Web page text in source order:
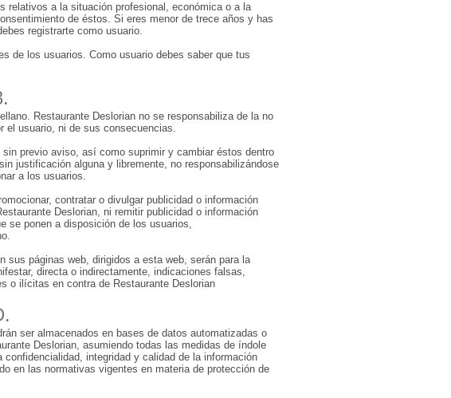
relativos a la situación profesional, económica o a la
de éstos. Si eres menor de trece años y has
registrarte como usuario.
de los usuarios. Como usuario debes saber que tus
Restaurante Deslorian no se responsabiliza de la no
el usuario, ni de sus consecuencias.
previo aviso, así como suprimir y cambiar éstos dentro
justificación alguna y libremente, no responsabilizándose
a los usuarios.
contratar o divulgar publicidad o información
Deslorian, ni remitir publicidad o información
se ponen a disposición de los usuarios,
sus páginas web, dirigidos a esta web, serán para la
directa o indirectamente, indicaciones falsas,
o ilícitas en contra de Restaurante Deslorian
ser almacenados en bases de datos automatizadas o
Deslorian, asumiendo todas las medidas de índole
integridad y calidad de la información
en las normativas vigentes en materia de protección de